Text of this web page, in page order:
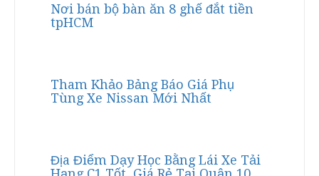
Nơi bán bộ bàn ăn 8 ghế đắt tiền
tpHCM
Tham Khảo Bảng Báo Giá Phụ
Tùng Xe Nissan Mới Nhất
Địa Điểm Dạy Học Bằng Lái Xe Tải